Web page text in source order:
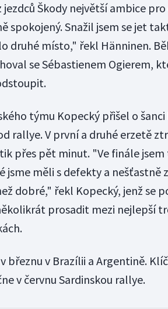
Škody největší ambice
spokojený. Snažil jsem se jet
druhé místo," řekl Hänninen.
se Sébastienem Ogierem,
týmu Kopecký přišel o
rallye. V první a druhé erzetě
přes pět minut. "Ve finále jsem
jsme měli s defekty a nešťastně
dobré," řekl Kopecký, jenž se
prosadit mezi nejlepší
březnu v Brazílii a Argentině.
v červnu Sardinskou rallye.